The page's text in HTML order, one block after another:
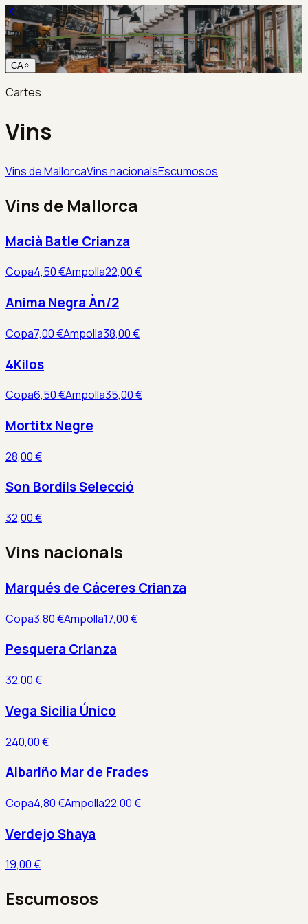
CA
Cartes
Vins
Vins de MallorcaVins nacionalsEscumosos
Vins de Mallorca
Macià Batle Crianza
Copa4,50 €Ampolla22,00 €
Anima Negra Àn/2
Copa7,00 €Ampolla38,00 €
4Kilos
Copa6,50 €Ampolla35,00 €
Mortitx Negre
28,00 €
Son Bordils Selecció
32,00 €
Vins nacionals
Marqués de Cáceres Crianza
Copa3,80 €Ampolla17,00 €
Pesquera Crianza
32,00 €
Vega Sicilia Único
240,00 €
Albariño Mar de Frades
Copa4,80 €Ampolla22,00 €
Verdejo Shaya
19,00 €
Escumosos